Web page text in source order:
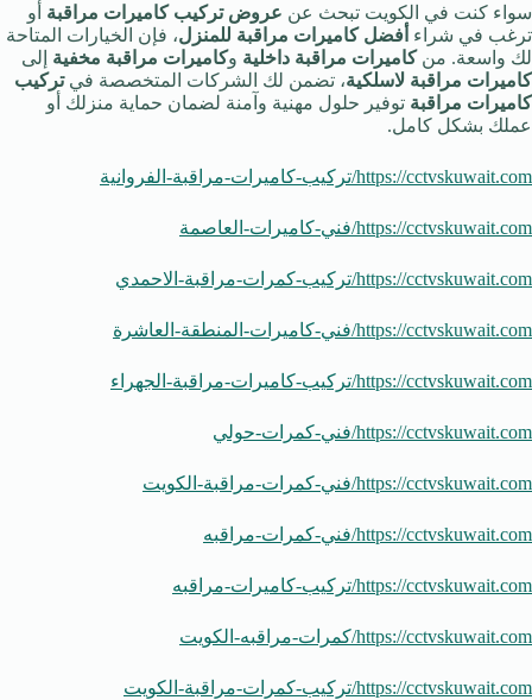
سواء كنت في الكويت تبحث عن عروض تركيب كاميرات مراقبة أو
ترغب في شراء أفضل كاميرات مراقبة للمنزل، فإن الخيارات المتاحة
لك واسعة. منكاميرات مراقبة داخلية وكاميرات مراقبة مخفية إلى
كاميرات مراقبة لاسلكية، تضمن لك الشركات المتخصصة فيتركيب
كاميرات مراقبة توفير حلول مهنية وآمنة لضمان حماية منزلك أو
عملك بشكل كامل.
https://cctvskuwait.com/تركيب-كاميرات-مراقبة-الفروانية
https://cctvskuwait.com/فني-كاميرات-العاصمة
https://cctvskuwait.com/تركيب-كمرات-مراقبة-الاحمدي
https://cctvskuwait.com/فني-كاميرات-المنطقة-العاشرة
https://cctvskuwait.com/تركيب-كاميرات-مراقبة-الجهراء
https://cctvskuwait.com/فني-كمرات-حولي
https://cctvskuwait.com/فني-كمرات-مراقبة-الكويت
https://cctvskuwait.com/فني-كمرات-مراقبه
https://cctvskuwait.com/تركيب-كاميرات-مراقبه
https://cctvskuwait.com/كمرات-مراقبه-الكويت
https://cctvskuwait.com/تركيب-كمرات-مراقبة-الكويت